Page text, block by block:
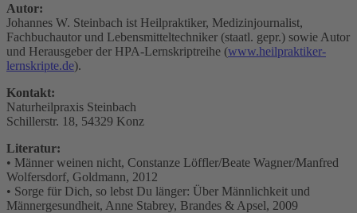
Autor:
Johannes W. Steinbach ist Heilpraktiker, Medizinjournalist,
Fachbuchautor und Lebensmitteltechniker (staatl. gepr.) sowie Autor
und Herausgeber der HPA-Lernskriptreihe (www.heilpraktiker-
lernskripte.de).
Kontakt:
Naturheilpraxis Steinbach
Schillerstr. 18, 54329 Konz
Literatur:
• Männer weinen nicht, Constanze Löffler/Beate Wagner/Manfred
Wolfersdorf, Goldmann, 2012
• Sorge für Dich, so lebst Du länger: Über Männlichkeit und
Männergesundheit, Anne Stabrey, Brandes & Apsel, 2009